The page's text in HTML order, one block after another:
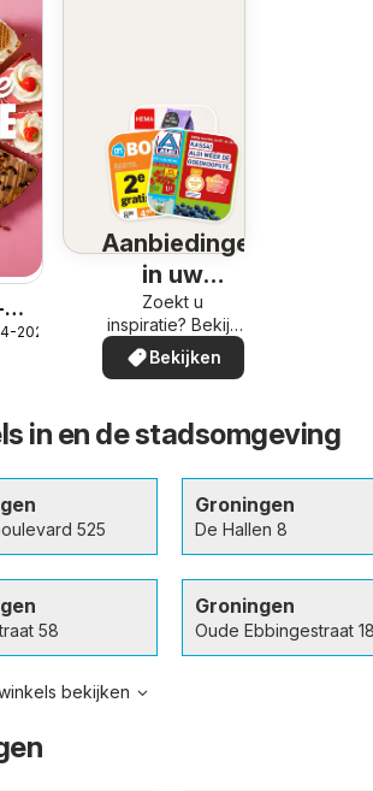
2026
Aanbiedingen
in uw
omgeving
Zoekt u
inspiratie? Bekijk
de aanbiedingen
in uw buurt!
Bekijken
in en de stadsomgeving
525
Groningen
De Hallen 8
58
Groningen
Oude Ebbingestraat
bekijken